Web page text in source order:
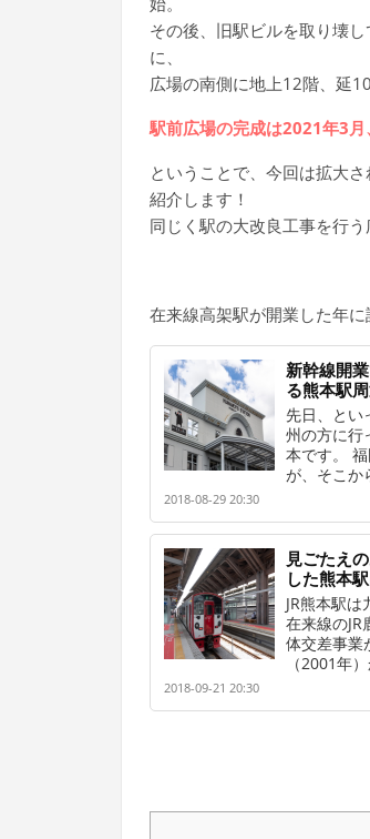
その後、旧駅ビルを取り壊
に、
広場の南側に地上12階、延
駅前広場の完成は2021年3
ということで、今回は拡大
紹介します！
同じく駅の大改良工事を行
在来線高架駅が開業した年に
新幹線開
る熊本駅
先日、とい
州の方に行
本です。
が、そこか
2018-08-29 20:30
見ごたえ
した熊本
JR熊本駅
在来線の
体交差事業
（2001年
2018-09-21 20:30